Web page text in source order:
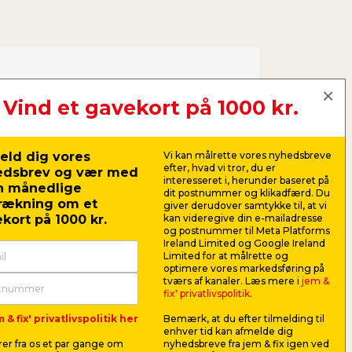
lægter
(vi brugte længden
terrassebrædder
& skruemaskine
(vi brugte to med bremse og to
hele materialelisten her
Vind et gavekort på 1000 kr.
dig vores
og vær med
månedlige
om et
på 1000 kr.
& fix' privatlivspolitik her
fra os et par gange om
Vi kan målrette vores nyhedsbreve
efter, hvad vi tror, du er
interesseret i, herunder baseret på
dit postnummer og klikadfærd. Du
giver derudover samtykke til, at vi
kan videregive din e-mailadresse
og postnummer til Meta Platforms
Ireland Limited og Google Ireland
Limited for at målrette og
optimere vores markedsføring på
tværs af kanaler. Læs mere i jem &
fix' privatlivspolitik.
Bemærk, at du efter tilmelding til
enhver tid kan afmelde dig
nyhedsbreve fra jem & fix igen ved